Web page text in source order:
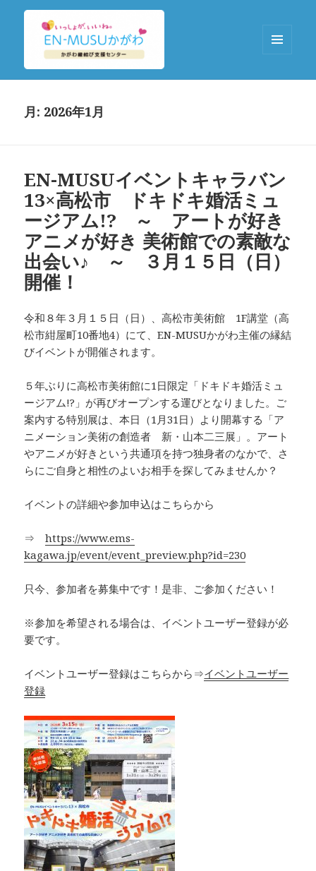
月: 2026年1月
EN-MUSUイベントキャラバン
13×高松市 ドキドキ婚活ミュ
ージアム!? ～ アートが好き
アニメが好き 美術館での素敵な
出会い♪ ～ ３月１５日（日）
開催！
令和８年３月１５日（日）、高松市美術館 1F講堂（高
松市紺屋町10番地4）にて、EN-MUSUかがわ主催の縁結
びイベントが開催されます。
５年ぶりに高松市美術館に1日限定「ドキドキ婚活ミュ
ージアム!?」が再びオープンする運びとなりました。ご
案内する特別展は、本日（1月31日）より開幕する「ア
ニメーション美術の創造者 新・山本二三展」。アート
やアニメが好きという共通項を持つ独身者のなかで、さ
らにご自身と相性のよいお相手を探してみませんか？
イベントの詳細や参加申込はこちらから
⇒https://www.ems-
kagawa.jp/event/event_preview.php?id=230
只今、参加者を募集中です！是非、ご参加ください！
※参加を希望される場合は、イベントユーザー登録が必
要です。
イベントユーザー登録はこちらから⇒イベントユーザー
登録